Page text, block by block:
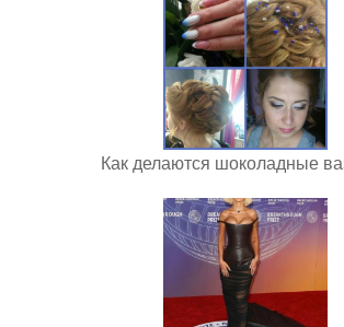
Как делаются шоколадные